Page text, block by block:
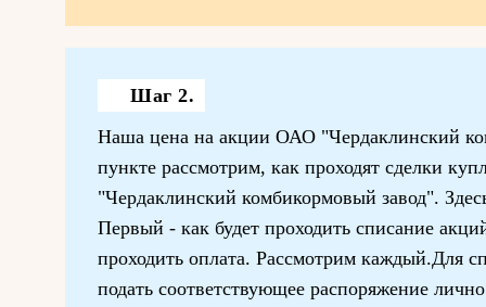
Шаг 2.
Наша цена на акции ОАО "Чердаклинский
пункте рассмотрим, как проходят сделки
"Чердаклинский комбикормовый завод".
Первый - как будет проходить списание
проходить оплата. Рассмотрим каждый.Для
подать соответствующее распоряжение